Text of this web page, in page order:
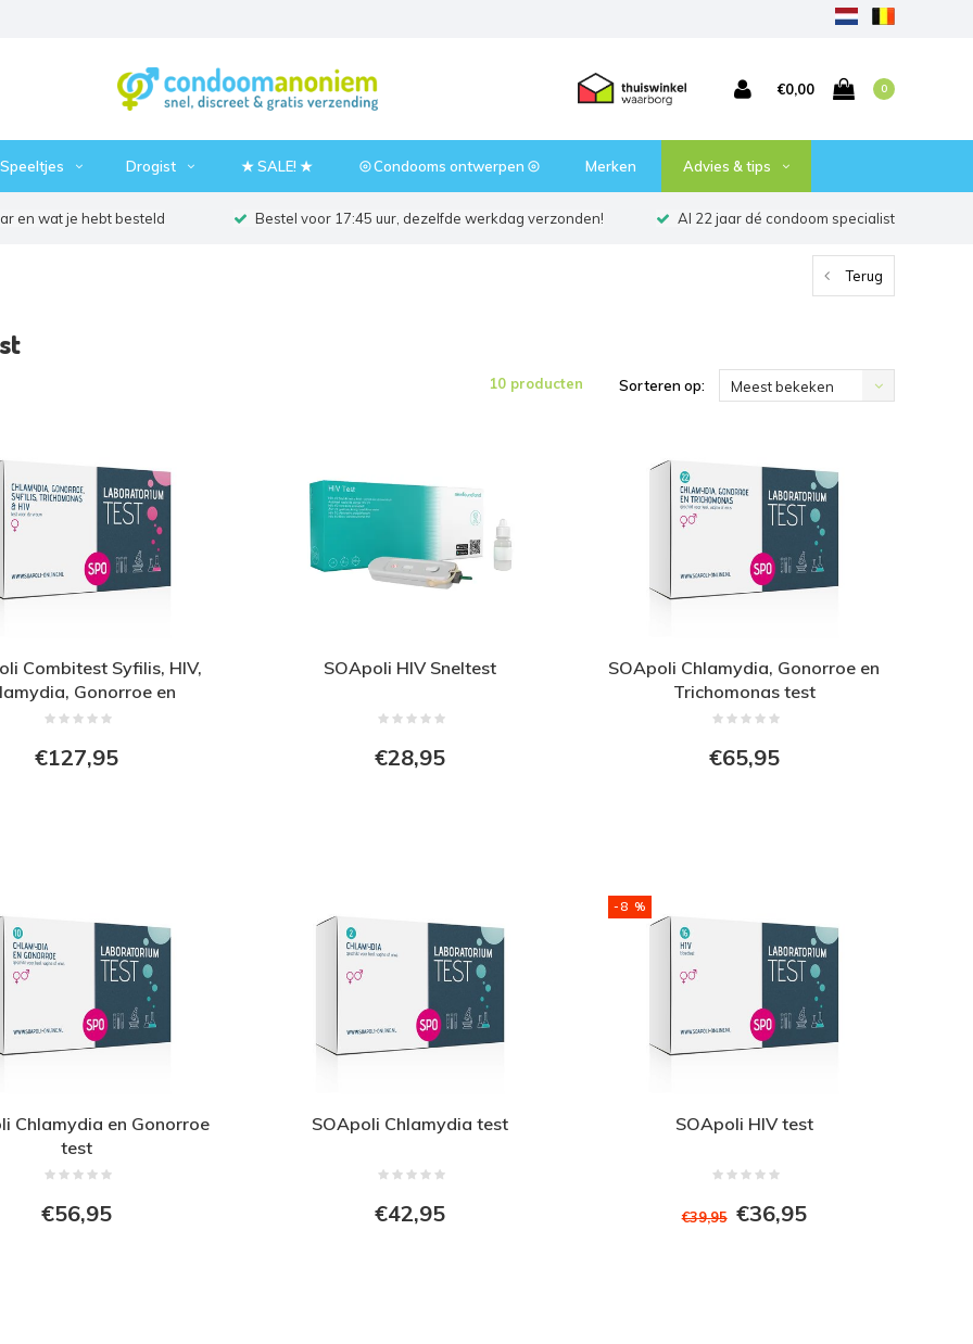
€0,00 0
Speeltjes Drogist ★ SALE! ★ ⦾ Condooms ontwerpen ⦾ Merken Advies & tips
en wat je hebt besteld Bestel voor 17:45 uur, dezelfde werkdag verzonden! Al 22 jaar dé condoom specialist
Terug
10 producten Sorteren op: Meest bekeken
Combitest Syfilis, HIV,
Gonorroe en
Trichomonas test
€127,95
SOApoli HIV Sneltest
€28,95
SOApoli Chlamydia, Gonorroe en
Trichomonas test
€65,95
Chlamydia en Gonorroe
test
€56,95
SOApoli Chlamydia test
€42,95
-8 %
SOApoli HIV test
€39,95 €36,95